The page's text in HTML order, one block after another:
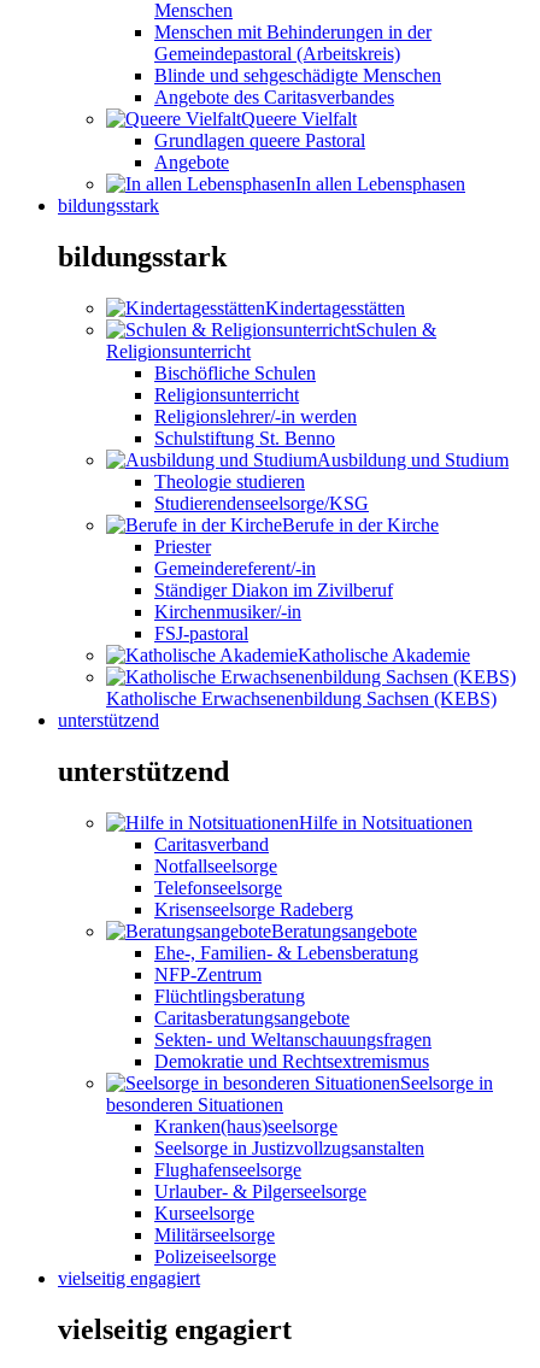
Menschen
Menschen mit Behinderungen in der
Gemeindepastoral (Arbeitskreis)
Blinde und sehgeschädigte Menschen
Angebote des Caritasverbandes
Queere Vielfalt
Grundlagen queere Pastoral
Angebote
In allen Lebensphasen
bildungsstark
bildungsstark
Kindertagesstätten
Schulen &
Religionsunterricht
Bischöfliche Schulen
Religionsunterricht
Religionslehrer/-in werden
Schulstiftung St. Benno
Ausbildung und Studium
Theologie studieren
Studierendenseelsorge/KSG
Berufe in der Kirche
Priester
Gemeindereferent/-in
Ständiger Diakon im Zivilberuf
Kirchenmusiker/-in
FSJ-pastoral
Katholische Akademie
Katholische Erwachsenenbildung Sachsen (KEBS)
unterstützend
unterstützend
Hilfe in Notsituationen
Caritasverband
Notfallseelsorge
Telefonseelsorge
Krisenseelsorge Radeberg
Beratungsangebote
Ehe-, Familien- & Lebensberatung
NFP-Zentrum
Flüchtlingsberatung
Caritasberatungsangebote
Sekten- und Weltanschauungsfragen
Demokratie und Rechtsextremismus
Seelsorge in
besonderen Situationen
Kranken(haus)seelsorge
Seelsorge in Justizvollzugsanstalten
Flughafenseelsorge
Urlauber- & Pilgerseelsorge
Kurseelsorge
Militärseelsorge
Polizeiseelsorge
vielseitig engagiert
vielseitig engagiert